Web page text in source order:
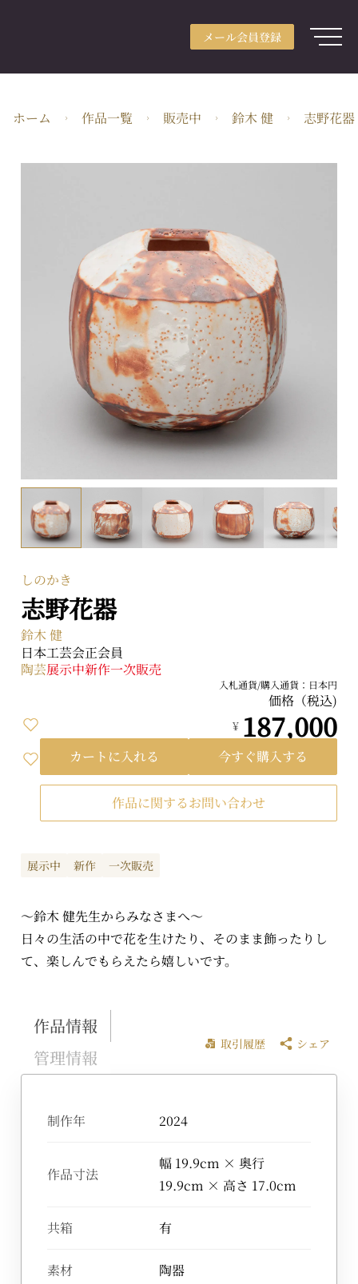
メール会員登録
用途別検索
分野別検索
株式会社ARTerrace
〒104-0031 東京都中央区京橋二丁目2番1号
プライバシーポリシー
ホーム 作品一覧 販売中 鈴木 健 志野花器
展示中 新作 一次販売
～鈴木 健先生からみなさまへ～
日々の生活の中で花を生けたり、そのまま飾ったりし
て、楽しんでもらえたら嬉しいです。
作品情報
管理情報
取引履歴 シェア
制作年 2024
作品寸法
幅 19.9cm × 奥行
19.9cm × 高さ 17.0cm
共箱 有
素材 陶器
しのかき
志野花器
鈴木 健
日本工芸会正会員
陶芸展示中新作一次販売
入札通貨/購入通貨：日本円
価格（税込)
¥ 187,000
カートに入れる 今すぐ購入する
作品に関するお問い合わせ